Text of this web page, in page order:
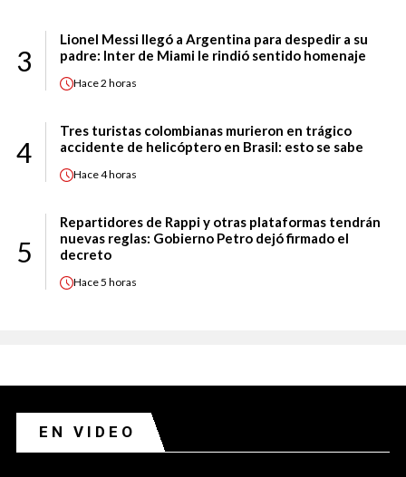
3
Lionel Messi llegó a Argentina para despedir a su
padre: Inter de Miami le rindió sentido homenaje
Hace2 horas
4
Tres turistas colombianas murieron en trágico
accidente de helicóptero en Brasil: esto se sabe
Hace4 horas
5
Repartidores de Rappi y otras plataformas tendrán
nuevas reglas: Gobierno Petro dejó firmado el
decreto
Hace5 horas
EN VIDEO